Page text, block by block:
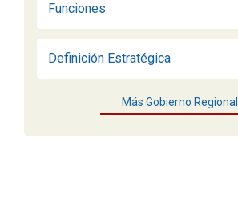
Funciones
Definición Estratégica
Más Gobierno Regional